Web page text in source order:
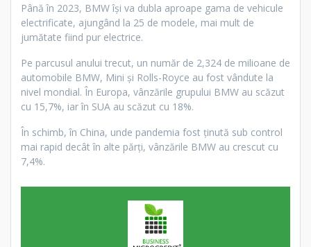
Până în 2023, BMW își va dubla aproape gama de vehicule
electrificate, ajungând la 25 de modele, mai mult de
jumătate fiind pur electrice.
Pe parcusul anului trecut, un număr de 2,324 de milioane de
automobile BMW, Mini şi Rolls-Royce au fost vândute la
nivel mondial. În Europa, vânzările grupului BMW au scăzut
cu 15,7%, iar în SUA au scăzut cu 18%.
În schimb, în China, unde pandemia fost ţinută sub control
mai rapid decât în alte părţi, vânzările BMW au crescut cu
7,4%.